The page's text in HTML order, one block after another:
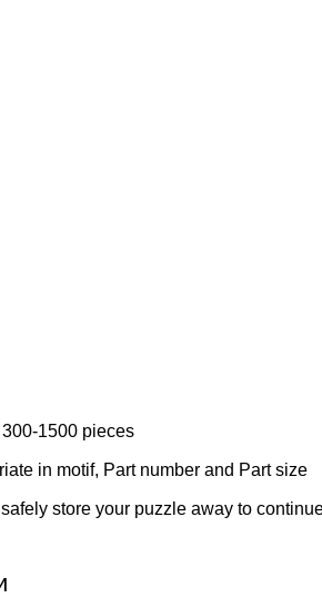
1500 pieces
in motif, Part number and Part size
store your puzzle away to